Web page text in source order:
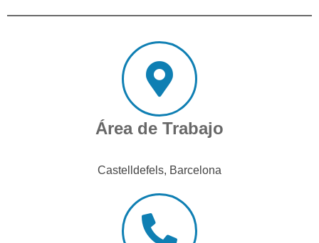
Área de Trabajo
Castelldefels, Barcelona